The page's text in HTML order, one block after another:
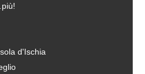
d'Ischia